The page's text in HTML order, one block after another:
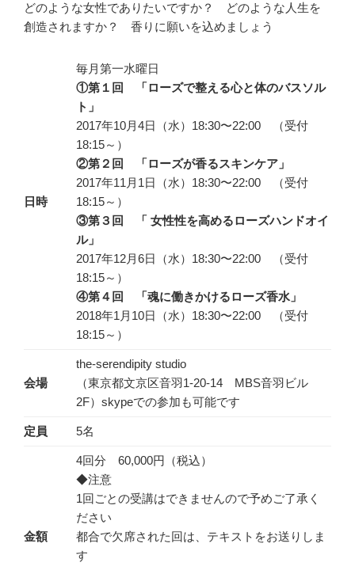
どのような女性でありたいですか？ どのような人生を
創造されますか？ 香りに願いを込めましょう
日時
毎月第一水曜日
①第１回 「ローズで整える心と体のバスソル
ト」
2017年10月4日（水）18:30〜22:00 （受付
18:15～）
②第２回 「ローズが香るスキンケア」
2017年11月1日（水）18:30〜22:00 （受付
18:15～）
③第３回 「 女性性を高めるローズハンドオイ
ル」
2017年12月6日（水）18:30〜22:00 （受付
18:15～）
④第４回 「魂に働きかけるローズ香水」
2018年1月10日（水）18:30〜22:00 （受付
18:15～）
会場
the-serendipity studio
（東京都文京区音羽1-20-14 MBS音羽ビル
2F）skypeでの参加も可能です
定員 5名
金額
4回分 60,000円（税込）
◆注意
1回ごとの受講はできませんので予めご了承く
ださい
都合で欠席された回は、テキストをお送りしま
す